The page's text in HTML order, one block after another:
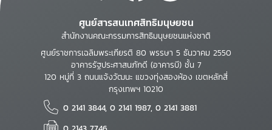
ศูนย์สารสนเทศสิทธิมนุษยชน
สำนักงานคณะกรรมการสิทธิมนุษยชนแห่งชาติ
ศูนย์ราชการเฉลิมพระเกียรติ 80 พรรษา 5 ธันวาคม 2550
อาคารรัฐประศาสนภักดี (อาคารบี) ชั้น 7
120 หมู่ที่ 3 ถนนแจ้งวัฒนะ แขวงทุ่งสองห้อง เขตหลักสี่
กรุงเทพฯ 10210
0 2141 3844, 0 2141 1987, 0 2141 3881